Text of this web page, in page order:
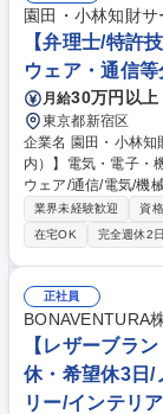
告）■案件詳細：大
ができ、スキルが
い方を応援する風土です 募集職種 【PMO】PMO経験を活かす
20日/リモート＆在
園田・小林知財
【弁理士/特許
ウェア・通信
月給30万円以上
東京都新宿区
企業名 園田・小林知財サービス株式
内）】電気・電子・機械・
ウェア/通信/電気/機
て、海外顧客の特許
査、鑑定等）をお任せいたします。 ※弁理
業務に限る。 ＜働
◇世界を舞台にした
一方で近年は国内顧
扱い量が増加。グロ
なキャリアを築けます。 募集職種 【弁理士/特許技術者（外
電子・機械・ソフ
業界未経験歓迎 資
在宅OK
完全週休2
正社員
BONAVENTURA
【レザーブラ
休・希望休3日/
リー/インテリ